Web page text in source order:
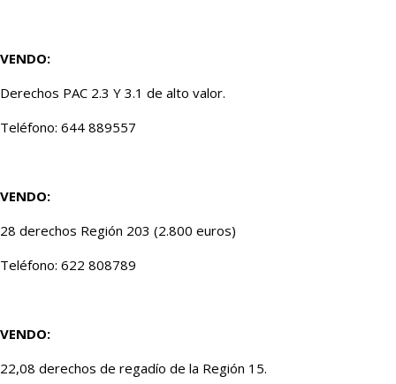
VENDO:
Derechos PAC 2.3 Y 3.1 de alto valor.
Teléfono: 644 889557
VENDO:
28 derechos Región 203 (2.800 euros)
Teléfono: 622 808789
VENDO:
22,08 derechos de regadío de la Región 15.